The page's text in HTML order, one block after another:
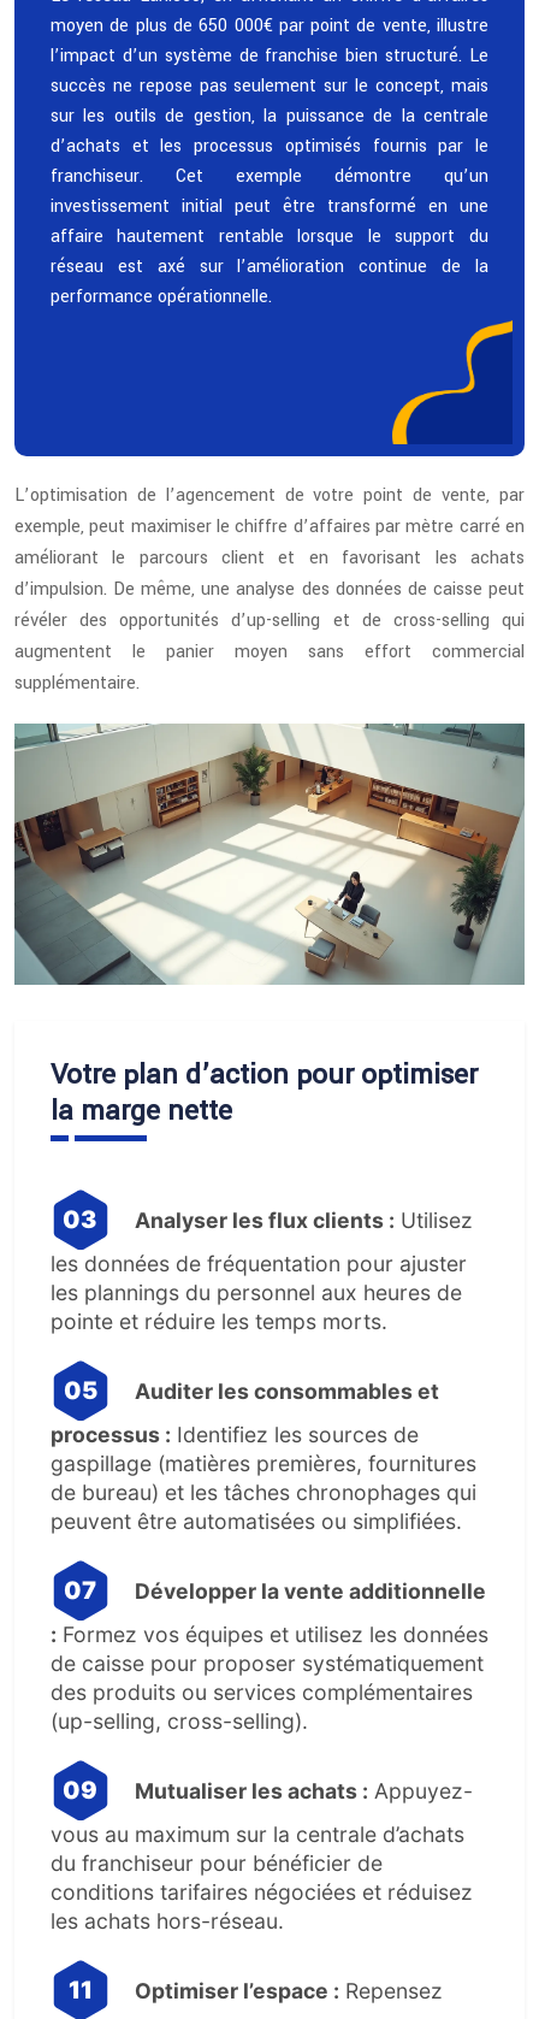
moyen de plus de 650 000€ par point de vente, illustre
l’impact d’un système de franchise bien structuré. Le
succès ne repose pas seulement sur le concept, mais
sur les outils de gestion, la puissance de la centrale
d’achats et les processus optimisés fournis par le
franchiseur. Cet exemple démontre qu’un
investissement initial peut être transformé en une
affaire hautement rentable lorsque le support du
réseau est axé sur l’amélioration continue de la
performance opérationnelle.
L’optimisation de l’agencement de votre point de vente, par
exemple, peut maximiser le chiffre d’affaires par mètre carré en
améliorant le parcours client et en favorisant les achats
d’impulsion. De même, une analyse des données de caisse peut
révéler des opportunités d’up-selling et de cross-selling qui
augmentent le panier moyen sans effort commercial
supplémentaire.
Votre plan d’action pour optimiser
la marge nette
Analyser les flux clients : Utilisez
les données de fréquentation pour ajuster
les plannings du personnel aux heures de
pointe et réduire les temps morts.
Auditer les consommables et
processus : Identifiez les sources de
gaspillage (matières premières, fournitures
de bureau) et les tâches chronophages qui
peuvent être automatisées ou simplifiées.
Développer la vente additionnelle
: Formez vos équipes et utilisez les données
de caisse pour proposer systématiquement
des produits ou services complémentaires
(up-selling, cross-selling).
Mutualiser les achats : Appuyez-
vous au maximum sur la centrale d’achats
du franchiseur pour bénéficier de
conditions tarifaires négociées et réduisez
les achats hors-réseau.
Optimiser l’espace : Repensez